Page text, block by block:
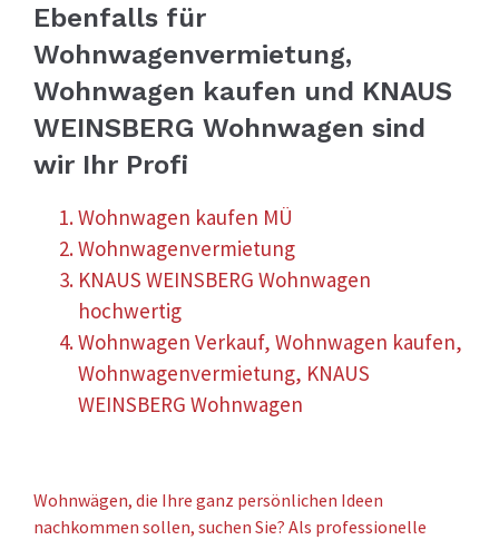
Ebenfalls für
Wohnwagenvermietung,
Wohnwagen kaufen und KNAUS
WEINSBERG Wohnwagen sind
wir Ihr Profi
Wohnwagen kaufen MÜ
Wohnwagenvermietung
KNAUS WEINSBERG Wohnwagen
hochwertig
Wohnwagen Verkauf, Wohnwagen kaufen,
Wohnwagenvermietung, KNAUS
WEINSBERG Wohnwagen
Wohnwägen, die Ihre ganz persönlichen Ideen
nachkommen sollen, suchen Sie? Als professionelle